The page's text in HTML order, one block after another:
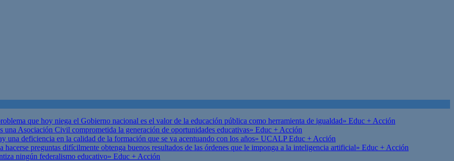
que hoy niega el Gobierno nacional es el valor de la educación pública como herramienta de igualdad» Educ + Acción
una Asociación Civil comprometida la generación de oportunidades educativas» Educ + Acción
una deficiencia en la calidad de la formación que se va acentuando con los años» UCALPEduc + Acción
preguntas difícilmente obtenga buenos resultados de las órdenes que le imponga a la inteligencia artificial» Educ + Acción
ningún federalismo educativo» Educ + Acción